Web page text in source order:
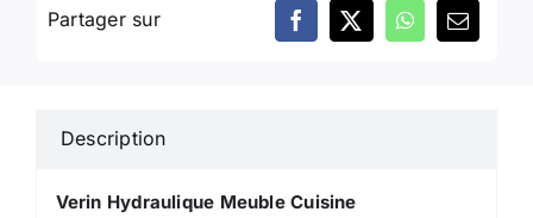
Partager sur
Description
Verin Hydraulique Meuble Cuisine